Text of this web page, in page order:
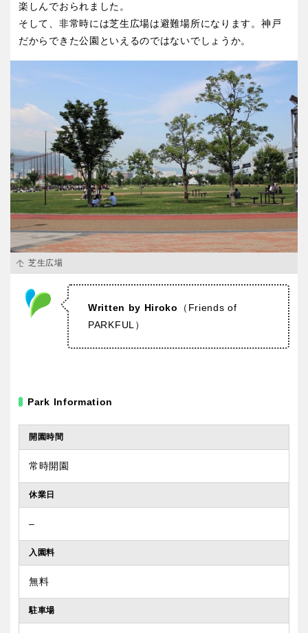
楽しんでおられました。
そして、非常時には芝生広場は避難場所になります。神戸
だからできた公園といえるのではないでしょうか。
芝生広場
Written by Hiroko
（Friends of
PARKFUL）
Park Information
開園時間
常時開園
休業日
–
入園料
無料
駐車場